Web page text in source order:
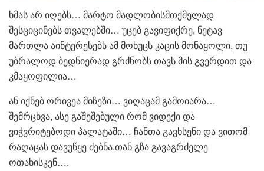
ხმას არ იღებს… მარტო მადლობისმთქმელად
შესციცინებს თვალებში… უცებ გავიფიქრე, ნეტავ
მართლა აინტერესებს ამ მოხუცს კაცის მონაყოლი, თუ
უბრალოდ ბედნიერად გრძნობს თავს მის გვერდით და
კმაყოფილია…
ან იქნებ ორივეა მიზეზი… ვიღაცამ გამოიარა…
შემრცხვა, ასე გაშეშებული რომ ვიდექი და
ვიჭვრიტებოდი პალატაში… ჩანთა გავხსენი და ვითომ
რაღაცას დავუწყე ძებნა.თან გზა გავაგრძელე
ოთახისკენ….